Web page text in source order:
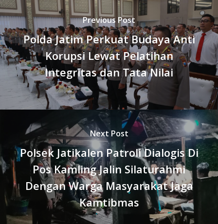
Previous Post
Polda Jatim Perkuat Budaya Anti
Korupsi Lewat Pelatihan
Integritas dan Tata Nilai
Next Post
Polsek Jatikalen Patroli Dialogis Di
Pos Kamling Jalin Silaturahmi
Dengan Warga Masyarakat Jaga
Kamtibmas